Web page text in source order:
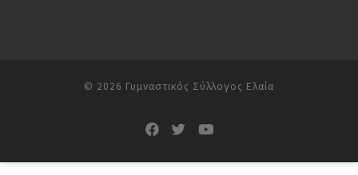
© 2026 Γυμναστικός Σύλλογος Ελαία